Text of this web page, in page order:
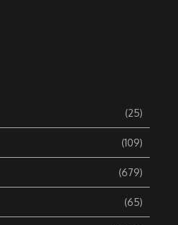
(25)
(109)
(679)
(65)